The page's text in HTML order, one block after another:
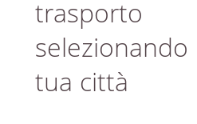
trasporto
selezionando
tua città